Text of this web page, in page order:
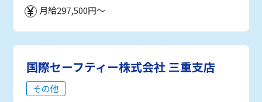
月給297,500円～
国際セーフティー株式会社 三重支店
その他